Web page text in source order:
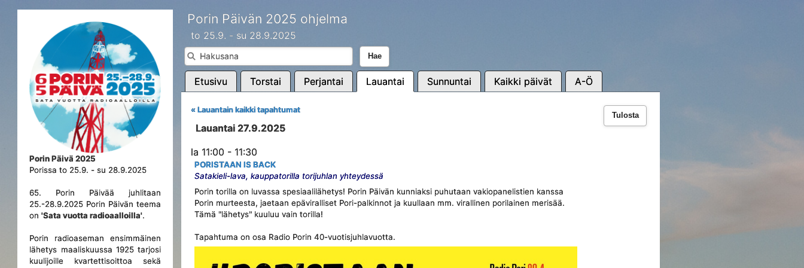
Porin Päivä 2025
Porissa to 25.9. - su 28.9.2025
65. Porin Päivää juhlitaan
25.-28.9.2025 Porin Päivän teema
on'Sata vuotta radioaalloilla'.
Porin radioaseman ensimmäinen
lähetys maaliskuussa 1925 tarjosi
kuulijoille kvartettisoittoa sekä
Porin Päivän 2025 ohjelma
to 25.9. - su 28.9.2025
Hae
Etusivu Torstai Perjantai Lauantai Sunnuntai Kaikki päivät A-Ö
Tulosta
« Lauantain kaikki tapahtumat
Lauantai 27.9.2025
la 11:00 - 11:30
PORISTAAN IS BACK
Satakieli-lava, kauppatorilla torijuhlan yhteydessä
Porin torilla on luvassa spesiaalilähetys! Porin Päivän kunniaksi puhutaan vakiopanelistien kanssa
Porin murteesta, jaetaan epäviralliset Pori-palkinnot ja kuullaan mm. virallinen porilainen merisää.
Tämä "lähetys" kuuluu vain torilla!
Tapahtuma on osa Radio Porin 40-vuotisjuhlavuotta.